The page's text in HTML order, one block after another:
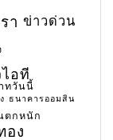
า ข่าวด่วน
อที
ทวันนี้
ธนาคารออมสิน
ตกหนัก
อง